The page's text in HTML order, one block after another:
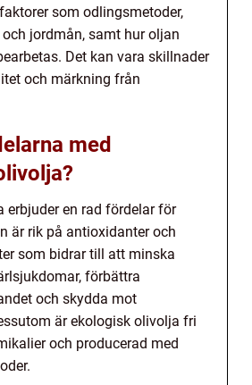
som odlingsmetoder,
jordmån, samt hur oljan
Det kan vara skillnader
och märkning från
med
erbjuder en rad fördelar för
är rik på antioxidanter och
som bidrar till att minska
förbättra
och skydda mot
är ekologisk olivolja fri
och producerad med